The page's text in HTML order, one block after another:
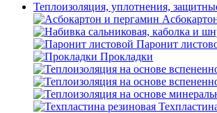
Теплоизоляция, уплотнения,
Паронит
Прокладки